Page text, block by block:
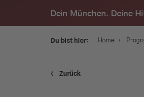
Dein München. Deine
Du bist hier: Home ›
‹ Zurück